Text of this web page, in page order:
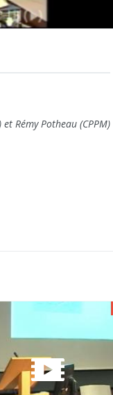
Rémy Potheau (CPPM)